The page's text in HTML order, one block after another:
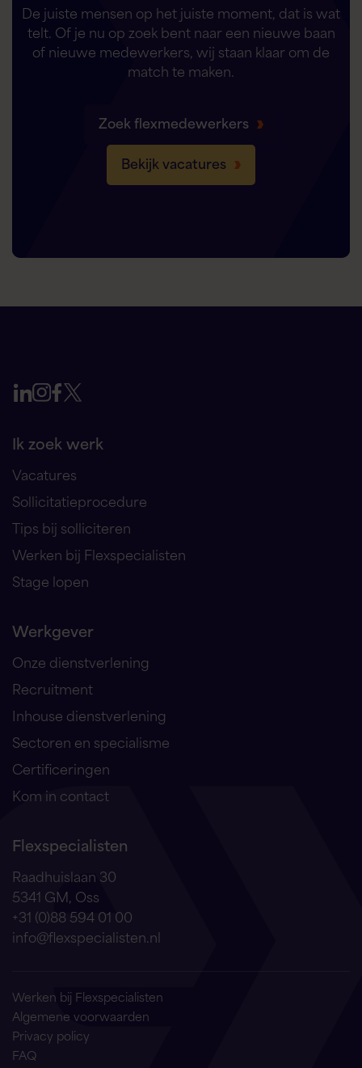
De juiste mensen op het juiste moment, dat is wat
telt. Of je nu op zoek bent naar een nieuwe baan
of nieuwe medewerkers, wij staan klaar om de
match te maken.
Zoek flexmedewerkers
Bekijk vacatures
Ik zoek werk
Vacatures
Sollicitatieprocedure
Tips bij solliciteren
Werken bij Flexspecialisten
Stage lopen
Werkgever
Onze dienstverlening
Recruitment
Inhouse dienstverlening
Sectoren en specialisme
Certificeringen
Kom in contact
Flexspecialisten
Raadhuislaan 30
5341 GM, Oss
+31 (0)88 594 01 00
info@flexspecialisten.nl
Werken bij Flexspecialisten
Algemene voorwaarden
Privacy policy
FAQ